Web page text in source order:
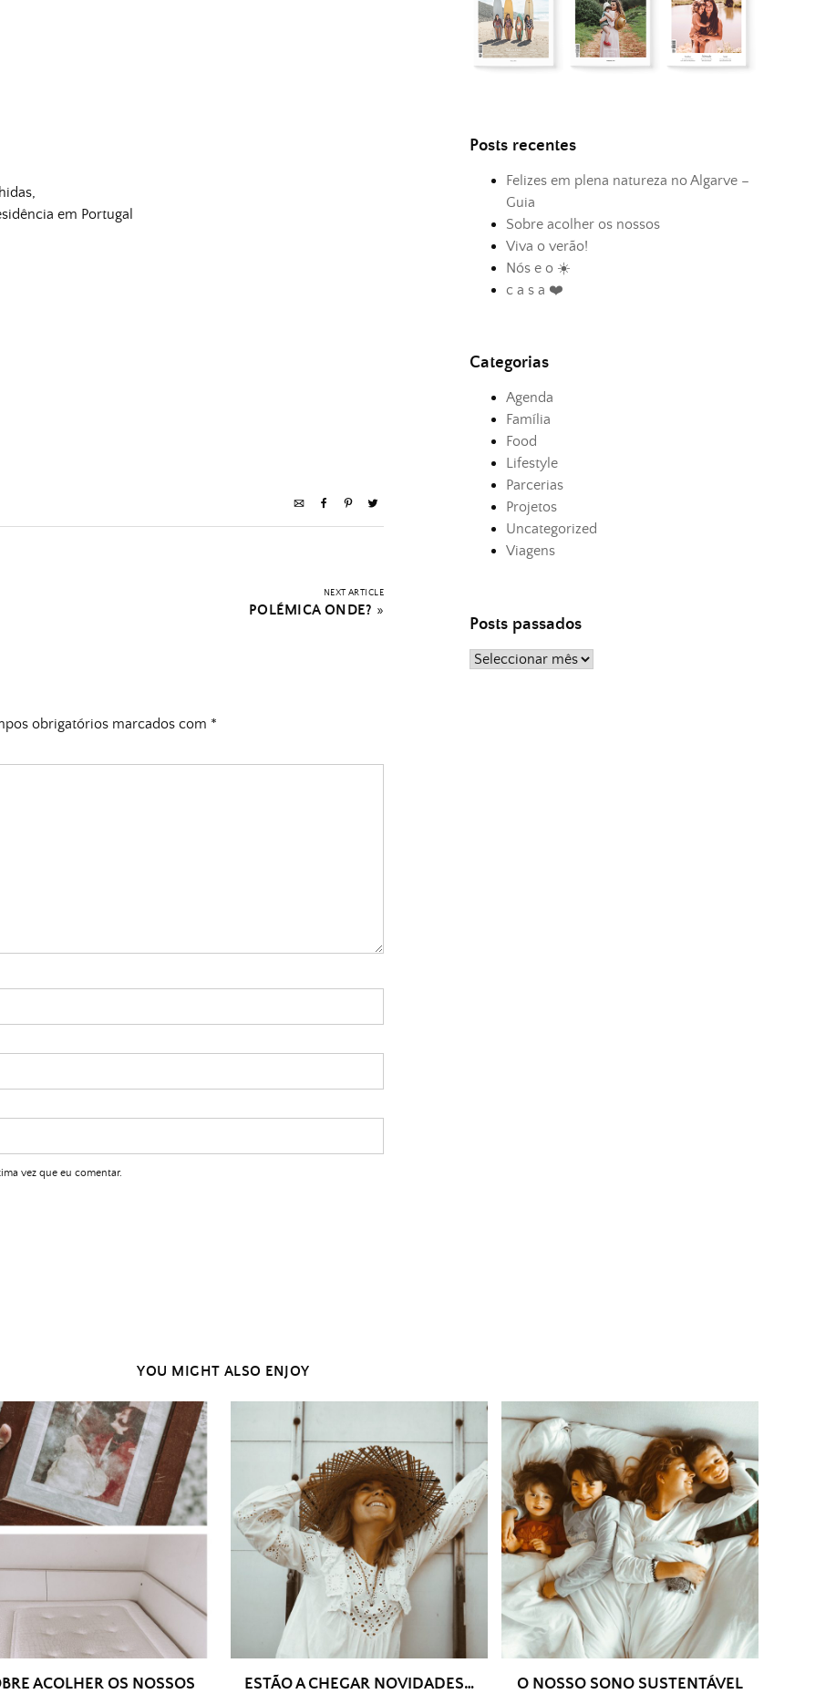
em Portugal
NEXT ARTICLE
POLÉMICA ONDE? »
obrigatórios marcados com *
vez que eu comentar.
Posts recentes
Felizes em plena natureza no Algarve –
Guia
Sobre acolher os nossos
Viva o verão!
Nós e o ☀️
c a s a ❤️
Categorias
Agenda
Família
Food
Lifestyle
Parcerias
Projetos
Uncategorized
Viagens
Posts passados
Posts
YOU MIGHT ALSO ENJOY
ACOLHER OS NOSSOS ESTÃO A CHEGAR NOVIDADES… O NOSSO SONO SUSTENTÁVEL